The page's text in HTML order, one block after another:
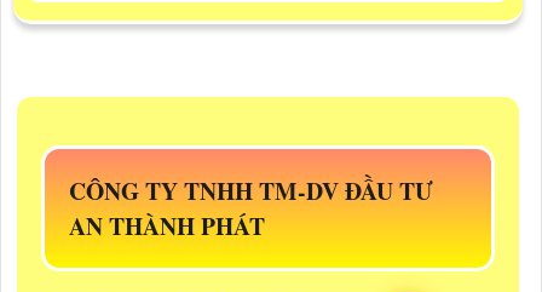
CÔNG TY TNHH TM-DV ĐẦU TƯ
AN THÀNH PHÁT